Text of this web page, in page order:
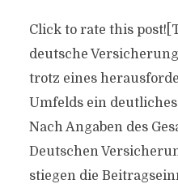
Click to rate this
deutsche
trotz eines
Umfelds ein
Nach Angaben des
Deutschen
stiegen die